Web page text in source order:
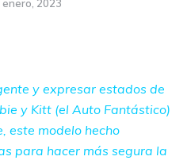
enero, 2023
y expresar estados de
y Kitt (el Auto Fantástico)
este modelo hecho
para hacer más segura la